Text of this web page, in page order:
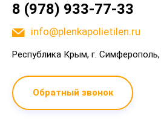
8 (978) 933-77-33
info@plenkapolietilen.ru
Республика Крым, г. Симферополь,
Обратный звонок